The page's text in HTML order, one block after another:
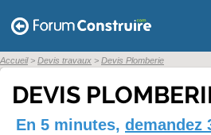
Accueil Devis travaux Devis Plomberie
DEVIS
En 5 minutes, demandez